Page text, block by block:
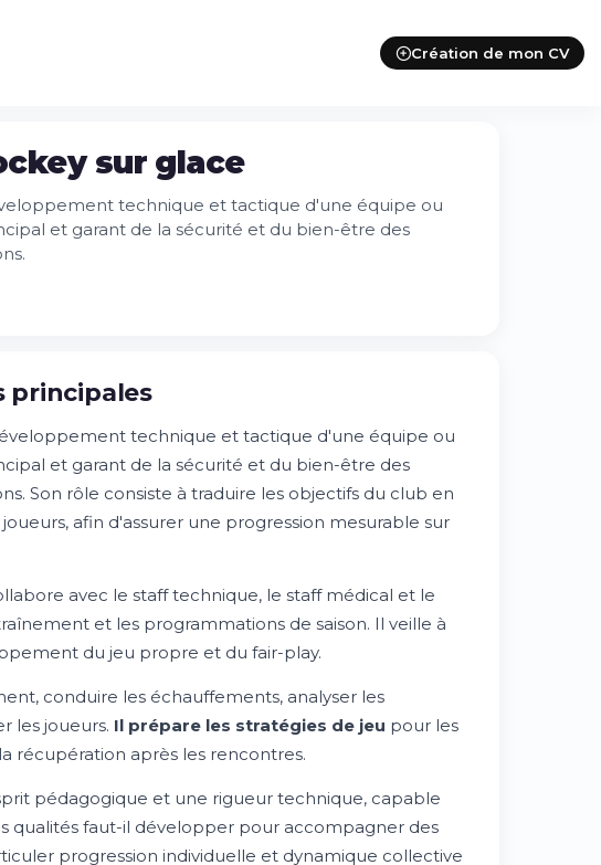
Création de mon CV
sur glace
technique et tactique d'une équipe ou
et garant de la sécurité et du bien-être des
principales
technique et tactique d'une équipe ou
et garant de la sécurité et du bien-être des
Son rôle consiste à traduire les objectifs du club en
afin d'assurer une progression mesurable sur
avec le staff technique, le staff médical et le
et les programmations de saison. Il veille à
du jeu propre et du fair-play.
conduire les échauffements, analyser les
les joueurs. Il prépare les stratégies de jeu pour les
récupération après les rencontres.
pédagogique et une rigueur technique, capable
qualités faut-il développer pour accompagner des
progression individuelle et dynamique collective